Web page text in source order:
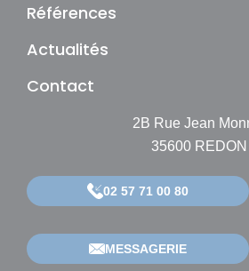
Références
Actualités
Contact
2B Rue Jean
35600 REDON
02 57 71 00 80
MESSAGERIE